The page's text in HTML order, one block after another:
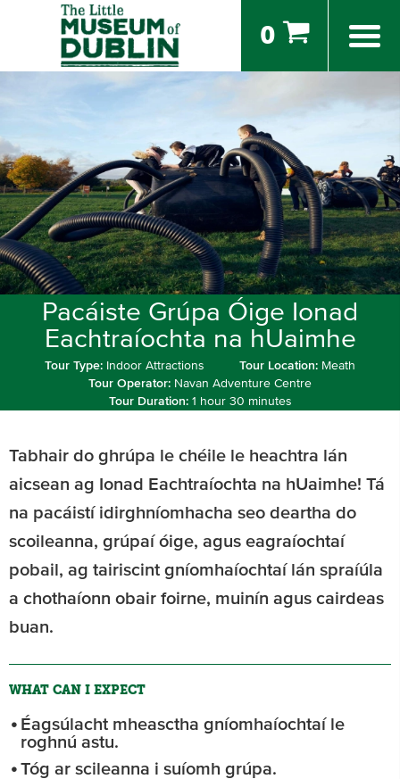
0
Pacáiste Grúpa Óige Ionad
Eachtraíochta na hUaimhe
Tour Type: Indoor Attractions Tour Location: Meath
Tour Operator: Navan Adventure Centre
Tour Duration: 1 hour 30 minutes
Tabhair do ghrúpa le chéile le heachtra lán
aicsean ag Ionad Eachtraíochta na hUaimhe! Tá
na pacáistí idirghníomhacha seo deartha do
scoileanna, grúpaí óige, agus eagraíochtaí
pobail, ag tairiscint gníomhaíochtaí lán spraíúla
a chothaíonn obair foirne, muinín agus cairdeas
buan.
WHAT CAN I EXPECT
Éagsúlacht mheasctha gníomhaíochtaí le
roghnú astu.
Tóg ar scileanna i suíomh grúpa.